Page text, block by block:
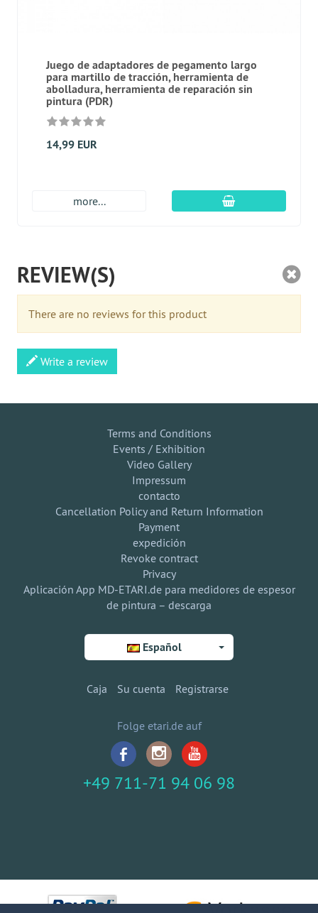
Juego de adaptadores de pegamento largo
para martillo de tracción, herramienta de
abolladura, herramienta de reparación sin
pintura (PDR)
14,99 EUR
more... En el carro de
REVIEW(S)
There are no reviews for this product
Write a review
Terms and Conditions
Events / Exhibition
Video Gallery
Impressum
contacto
Cancellation Policy and Return Information
Payment
expedición
Revoke contract
Privacy
Aplicación App MD-ETARI.de para medidores de espesor
de pintura – descarga
Español
Caja Su cuenta Registrarse
Folge etari.de auf
+49 711-71 94 06 98